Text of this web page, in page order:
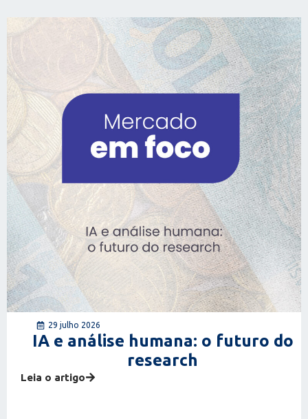
29 julho 2026
IA e análise humana: o futuro do
research
Leia o artigo